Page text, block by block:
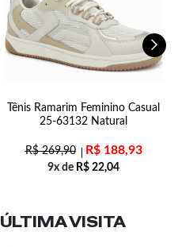
Tênis Ramarim Feminino Casual
25-63132 Natural
R$269,90 R$188,93
9x de R$ 22,04
ÚLTIMA VISITA